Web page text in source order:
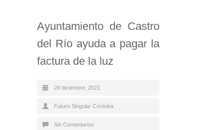
Ayuntamiento de Castro
del Río ayuda a pagar la
factura de la luz
28 diciembre, 2021
Futuro Singular Córdoba
Sin Comentarios